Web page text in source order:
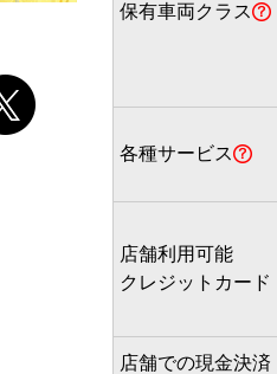
保有車両クラス
各種サービス
店舗利用可能
クレジットカード
店舗での現金決済